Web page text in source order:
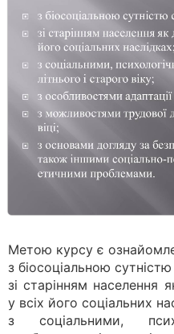
Метою курсу є
з біосоціальною сутністю
зі старінням населення
у всіх його соціальних
з соціальними,